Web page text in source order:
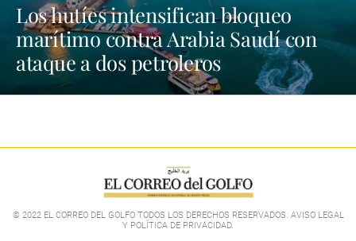
Los hutíes intensifican bloqueo
marítimo contra Arabia Saudí con
ataque a dos petroleros
© 2022 EL CORREO DEL GOLFO TODOS LOS DERECHOS RESERVADOS. AVISO LEGAL
Y POLÍTICA DE PRIVACIDAD.